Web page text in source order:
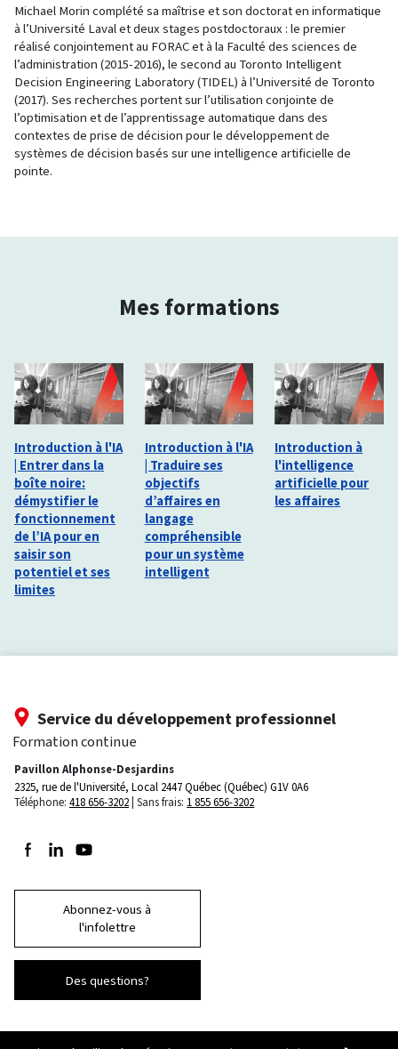
Michael Morin complété sa maîtrise et son doctorat en informatique
à l’Université Laval et deux stages postdoctoraux : le premier
réalisé conjointement au FORAC et à la Faculté des sciences de
l’administration (2015-2016), le second au Toronto Intelligent
Decision Engineering Laboratory (TIDEL) à l’Université de Toronto
(2017). Ses recherches portent sur l’utilisation conjointe de
l’optimisation et de l’apprentissage automatique dans des
contextes de prise de décision pour le développement de
systèmes de décision basés sur une intelligence artificielle de
pointe.
Mes formations
Introduction à l'IA
| Entrer dans la
boîte noire:
démystifier le
fonctionnement
de l’IA pour en
saisir son
potentiel et ses
limites
Introduction à l'IA
| Traduire ses
objectifs
d’affaires en
langage
compréhensible
pour un système
intelligent
Introduction à
l'intelligence
artificielle pour
les affaires
Service du développement professionnel
Formation continue
Pavillon Alphonse-Desjardins
2325, rue de l'Université, Local 2447Québec (Québec) G1V 0A6
Téléphone: 418 656-3202 Sans frais: 1 855 656-3202
Suivez-nous sur Facebook
Suivez-nous sur LinkedIn
Suivez-nous sur Youtube
Abonnez-vous à
l'infolettre
Des questions?